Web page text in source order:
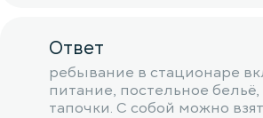
Ответ
ребывание в стационаре
питание, постельное бельё,
тапочки. С собой можно